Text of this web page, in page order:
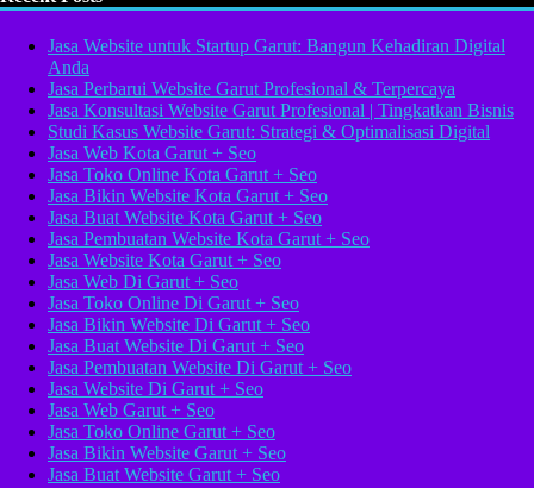
Jasa Website untuk Startup Garut: Bangun Kehadiran Digital
Anda
Jasa Perbarui Website Garut Profesional & Terpercaya
Jasa Konsultasi Website Garut Profesional | Tingkatkan Bisnis
Studi Kasus Website Garut: Strategi & Optimalisasi Digital
Jasa Web Kota Garut + Seo
Jasa Toko Online Kota Garut + Seo
Jasa Bikin Website Kota Garut + Seo
Jasa Buat Website Kota Garut + Seo
Jasa Pembuatan Website Kota Garut + Seo
Jasa Website Kota Garut + Seo
Jasa Web Di Garut + Seo
Jasa Toko Online Di Garut + Seo
Jasa Bikin Website Di Garut + Seo
Jasa Buat Website Di Garut + Seo
Jasa Pembuatan Website Di Garut + Seo
Jasa Website Di Garut + Seo
Jasa Web Garut + Seo
Jasa Toko Online Garut + Seo
Jasa Bikin Website Garut + Seo
Jasa Buat Website Garut + Seo